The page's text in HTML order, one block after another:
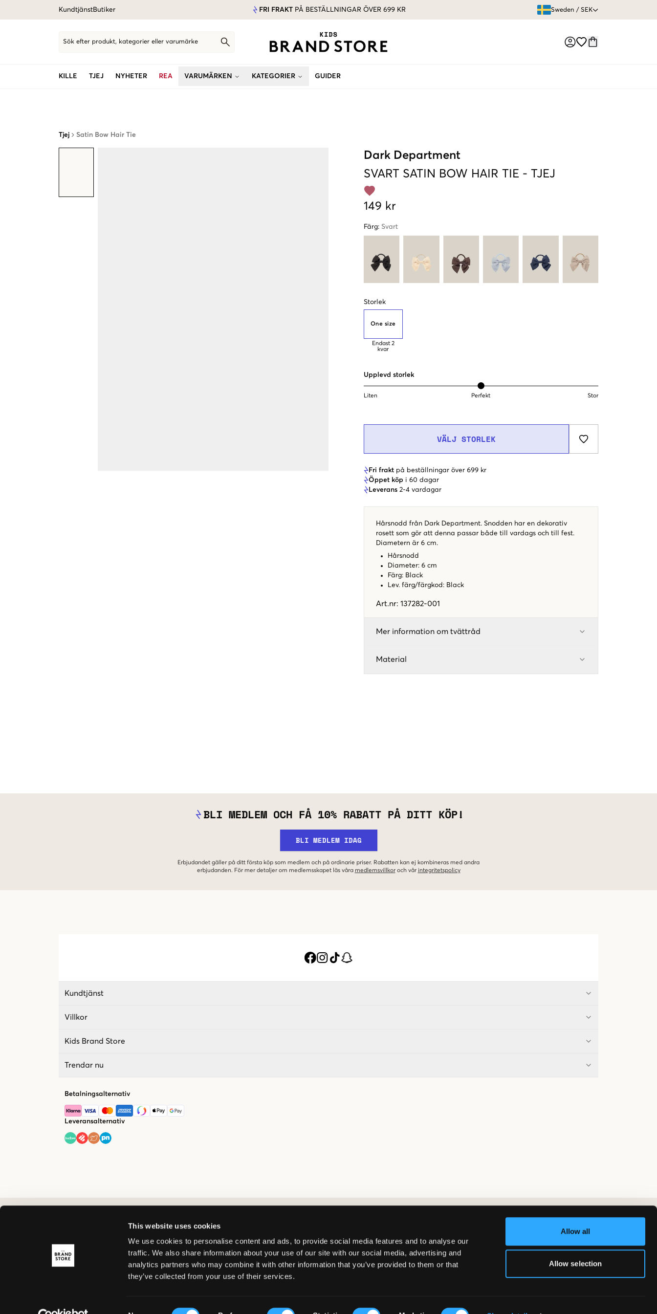
This website uses cookies
We use cookies to personalise content and ads, to provide social media features and to analyse our
traffic. We also share information about your use of our site with our social media, advertising and
analytics partners who may combine it with other information that you’ve provided to them or that
they’ve collected from your use of their services.
Allow all
Allow selection
KundtjänstButiker FRI FRAKT PÅ BESTÄLLNINGAR ÖVER 699 KR Sweden / SEK
Sök efter produkt, kategorier eller varumärke
KILLE TJEJ NYHETER REA VARUMÄRKEN KATEGORIER GUIDER
Tjej Satin Bow Hair Tie
Dark Department
SVART SATIN BOW HAIR TIE - TJEJ
149 kr
Färg: Svart
Storlek
One size
Endast 2
kvar
Upplevd storlek
Liten Perfekt Stor
VÄLJ STORLEK
Fri frakt på beställningar över 699 kr
Öppet köp i 60 dagar
Leverans 2-4 vardagar
Hårsnodd från Dark Department. Snodden har en dekorativ
rosett som gör att denna passar både till vardags och till fest.
Diametern är 6 cm.
Hårsnodd
Diameter: 6 cm
Färg: Black
Lev. färg/färgkod : Black
Art.nr: 137282-001
Mer information om tvättråd
Material
BLI MEDLEM OCH FÅ 10% RABATT PÅ DITT KÖP!
BLI MEDLEM IDAG
Erbjudandet gäller på ditt första köp som medlem och på ordinarie priser. Rabatten kan ej kombineras med andra
erbjudanden. För mer detaljer om medlemsskapet läs våra medlemsvillkor och vår integritetspolicy
Kundtjänst
Villkor
Kids Brand Store
Trendar nu
Betalningsalternativ
Leveransalternativ
© Copyright 2026 Kids Brand Store AB